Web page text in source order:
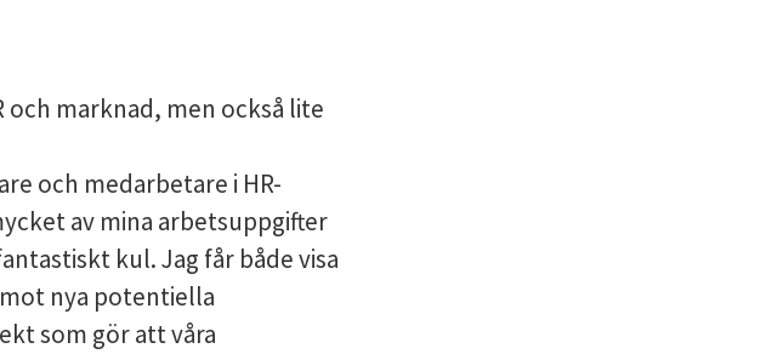
och marknad, men också lite
och medarbetare i HR-
av mina arbetsuppgifter
kul. Jag får både visa
nya potentiella
som gör att våra